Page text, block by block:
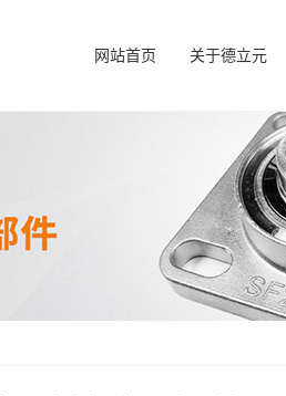
网站首页 关于德立元